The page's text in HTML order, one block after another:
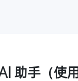
助手（使